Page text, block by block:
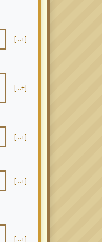
[...+]
[...+]
[...+]
[...+]
[...+]